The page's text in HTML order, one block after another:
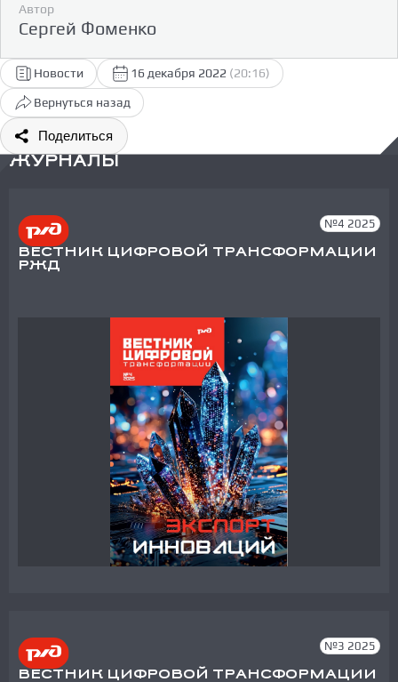
Автор
Сергей Фоменко
Новости 16 декабря 2022 (20:16)
Вернуться назад
Поделиться
ЖУРНАЛЫ
№4 2025
ВЕСТНИК ЦИФРОВОЙ ТРАНСФОРМАЦИИ
РЖД
№3 2025
ВЕСТНИК ЦИФРОВОЙ ТРАНСФОРМАЦИИ